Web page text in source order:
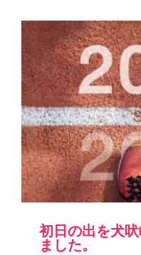
Charging
time
Write a
book
初日の出を犬
ました。